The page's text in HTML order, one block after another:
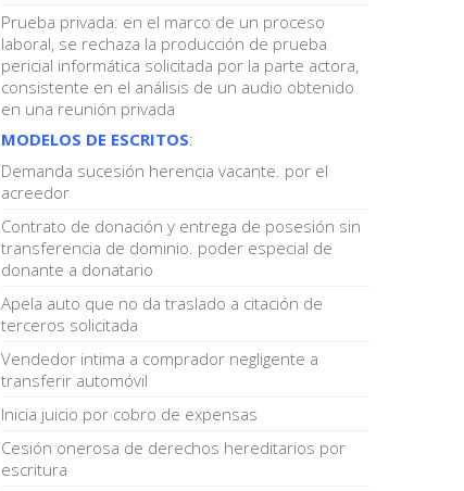
Prueba privada: en el marco de un proceso
laboral, se rechaza la producción de prueba
pericial informática solicitada por la parte actora,
consistente en el análisis de un audio obtenido
en una reunión privada
MODELOS DE ESCRITOS:
Demanda sucesión herencia vacante. por el
acreedor
Contrato de donación y entrega de posesión sin
transferencia de dominio. poder especial de
donante a donatario
Apela auto que no da traslado a citación de
terceros solicitada
Vendedor intima a comprador negligente a
transferir automóvil
Inicia juicio por cobro de expensas
Cesión onerosa de derechos hereditarios por
escritura